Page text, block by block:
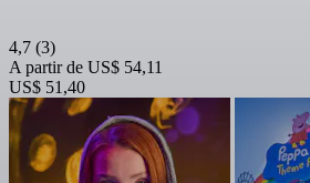
4,7 (3)
A partir de US$ 54,11
US$ 51,40